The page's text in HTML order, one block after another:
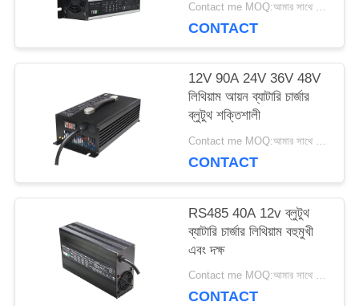
PRIVACY
POLICY
Contact me MOQ:আমার সাথে যোগাযোগ কর
CONTACT
12V 90A 24V 36V 48V
লিথিয়াম আয়ন ব্যাটারি চার্জার
ব্লুটুথ শক্তিশালী
Contact me MOQ:আমার সাথে যোগাযোগ কর
CONTACT
RS485 40A 12v ব্লুটুথ
ব্যাটারি চার্জার লিথিয়াম বহুমুখী
এবং দক্ষ
Contact me MOQ:আমার সাথে যোগাযোগ কর
CONTACT